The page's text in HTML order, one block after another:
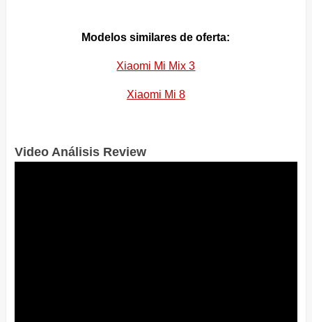
Modelos similares de oferta:
Xiaomi Mi Mix 3
Xiaomi Mi 8
Video Análisis Review